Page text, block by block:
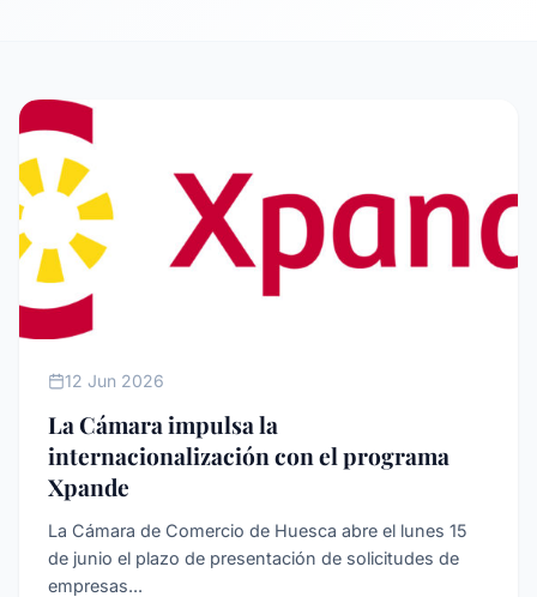
12 Jun 2026
La Cámara impulsa la
internacionalización con el programa
Xpande
La Cámara de Comercio de Huesca abre el lunes 15
de junio el plazo de presentación de solicitudes de
empresas...